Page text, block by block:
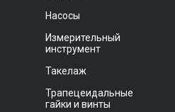
Насосы
Измерительный
инструмент
Такелаж
Трапецеидальные
гайки и винты